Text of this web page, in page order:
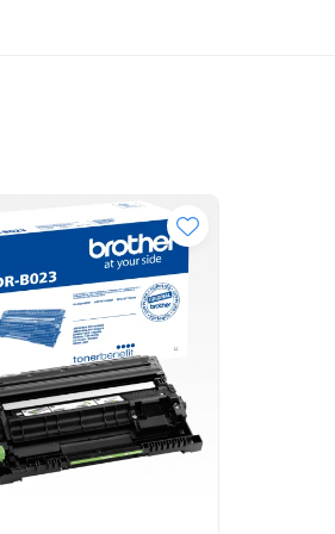
de Tonerbenefit sunt o alegere